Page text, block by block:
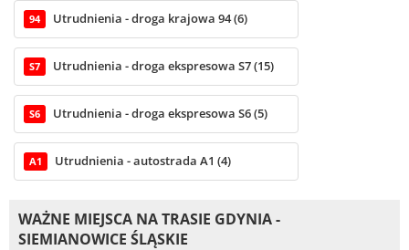
94 Utrudnienia - droga krajowa 94 (6)
S7 Utrudnienia - droga ekspresowa S7 (15)
S6 Utrudnienia - droga ekspresowa S6 (5)
A1 Utrudnienia - autostrada A1 (4)
WAŻNE MIEJSCA NA TRASIE GDYNIA -
SIEMIANOWICE ŚLĄSKIE